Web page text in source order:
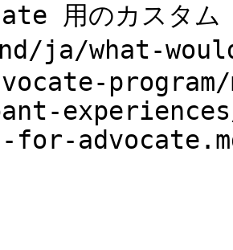
用のカスタム
ja/what-
program/
for-